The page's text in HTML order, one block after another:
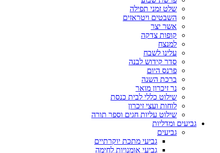
שלט זמני תפילה
השבטים ויטראזים
אשר יצר
קופות צדקה
למנצח
עלינו לשבח
סדר קידוש לבנה
פרנס היום
ברכת השנה
נר זיכרון מואר
שילוט כללי לבית כנסת
לוחות ועצי זיכרון
שילוט עליות חגים וספר תורה
גביעים ומדליות
גביעים
גביעי מתכת יוקרתיים
גביעי אומנויות לחימה